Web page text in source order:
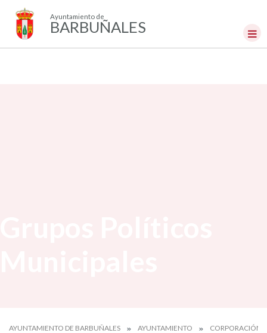
Ayuntamiento de
BARBUÑALES
AYUNTAMIENTO DE BARBUÑALES AYUNTAMIENTO CORPORACIÓN